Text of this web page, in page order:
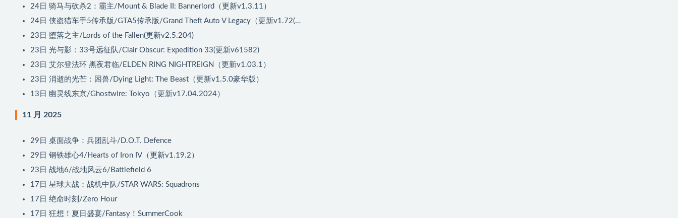
24日 骑马与砍杀2：霸主/Mount & Blade II: Bannerlord（更新v1.3.11）
24日 侠盗猎车手5传承版/GTA5传承版/Grand Theft Auto V Legacy（更新v1.72(…
23日 堕落之主/Lords of the Fallen(更新v2.5.204)
23日 光与影：33号远征队/Clair Obscur: Expedition 33(更新v61582)
23日 艾尔登法环 黑夜君临/ELDEN RING NIGHTREIGN（更新v1.03.1）
23日 消逝的光芒：困兽/Dying Light: The Beast（更新v1.5.0豪华版）
13日 幽灵线东京/Ghostwire: Tokyo（更新v17.04.2024）
11 月 2025
29日 桌面战争：兵团乱斗/D.O.T. Defence
29日 钢铁雄心4/Hearts of Iron IV（更新v1.19.2）
23日 战地6/战地风云6/Battlefield 6
17日 星球大战：战机中队/STAR WARS: Squadrons
17日 绝命时刻/Zero Hour
17日 狂想！夏日盛宴/Fantasy！SummerCook